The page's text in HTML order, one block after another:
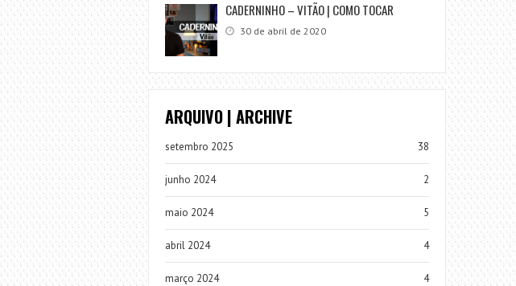
CADERNINHO – VITÃO | COMO TOCAR
30 de abril de 2020
ARQUIVO | ARCHIVE
setembro 2025 38
junho 2024 2
maio 2024 5
abril 2024 4
março 2024 4